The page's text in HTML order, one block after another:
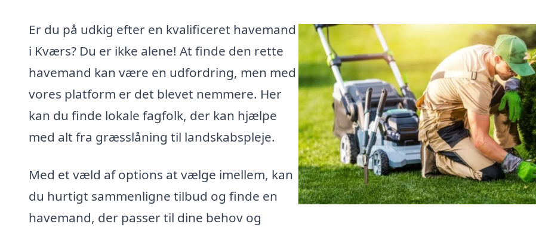
Er du på udkig efter en kvalificeret havemand
i Kværs? Du er ikke alene! At finde den rette
havemand kan være en udfordring, men med
vores platform er det blevet nemmere. Her
kan du finde lokale fagfolk, der kan hjælpe
med alt fra græsslåning til landskabspleje.
Med et væld af options at vælge imellem, kan
du hurtigt sammenligne tilbud og finde en
havemand, der passer til dine behov og